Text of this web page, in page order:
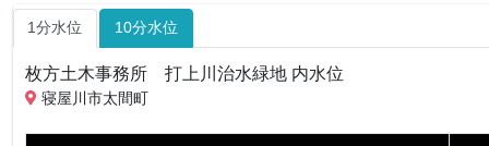
1分水位 10分水位
枚方土木事務所 打上川治水緑地 内水位
寝屋川市太間町